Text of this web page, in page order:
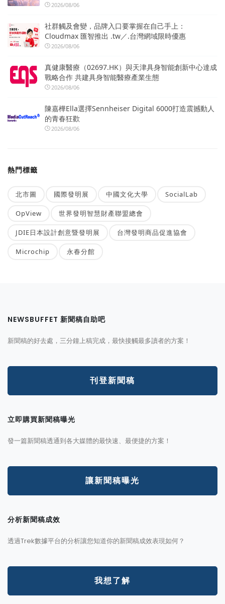
2026/08/06
社群觸及會變，品牌入口要掌握在自己手上：
Cloudmax 匯智推出 .tw／.台灣網域限時優惠
2026/08/06
真健康醫療（02697.HK）與天津具身智能創新中心達成
戰略合作 共建具身智能醫療產業生態
2026/08/06
陳嘉樺Ella選擇Sennheiser Digital 6000打造震撼動人
的青春狂歡
2026/08/06
熱門標籤
北市圖 國際發明展 中國文化大學 SocialLab
OpView 世界發明智慧財產聯盟總會
JDIE日本設計創意暨發明展 台灣發明商品促進協會
Microchip 永春分館
NEWSBUFFET 新聞稿自助吧
新聞稿的好去處，三分鐘上稿完成，最快接觸最多讀者的方案！
刊登新聞稿
立即購買新聞稿曝光
發一篇新聞稿透通到各大媒體的最快速、最便捷的方案！
讓新聞稿曝光
分析新聞稿成效
透過Trek數據平台的分析讓您知道你的新聞稿成效表現如何？
我想了解